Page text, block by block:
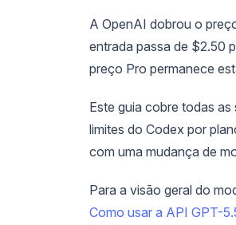
A OpenAI dobrou o
entrada passa de $2.50
preço Pro permanece
Este guia cobre todas
limites do Codex por
com uma mudança de
Para a visão geral do
Como usar a API GPT-